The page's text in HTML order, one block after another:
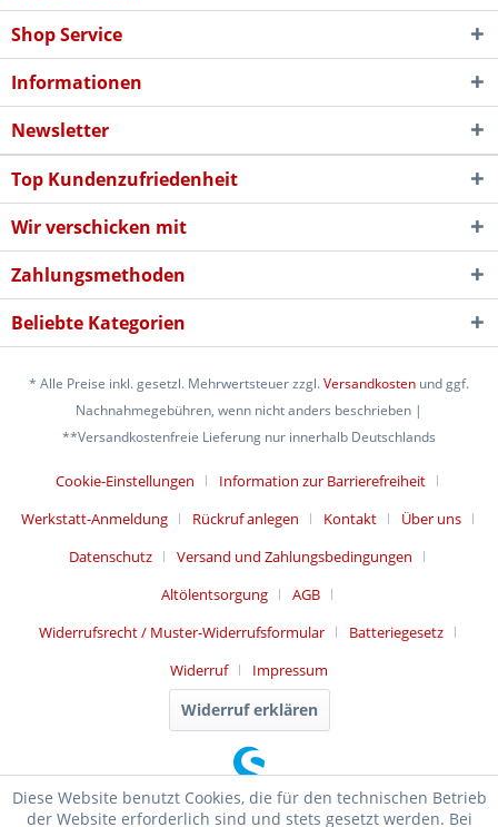
Shop Service
Informationen
Newsletter
Top Kundenzufriedenheit
Wir verschicken mit
Zahlungsmethoden
Beliebte Kategorien
* Alle Preise inkl. gesetzl. Mehrwertsteuer zzgl.Versandkosten und ggf.
Nachnahmegebühren, wenn nicht anders beschrieben |
**Versandkostenfreie Lieferung nur innerhalb Deutschlands
Cookie-Einstellungen
Information zur Barrierefreiheit
Werkstatt-Anmeldung
Rückruf anlegen Kontakt
Über uns
Datenschutz
Versand und Zahlungsbedingungen
Altölentsorgung
AGB
Widerrufsrecht / Muster-Widerrufsformular
Batteriegesetz
Widerruf
Impressum
Widerruf erklären
Diese Website benutzt Cookies, die für den technischen Betrieb
der Website erforderlich sind und stets gesetzt werden. Bei